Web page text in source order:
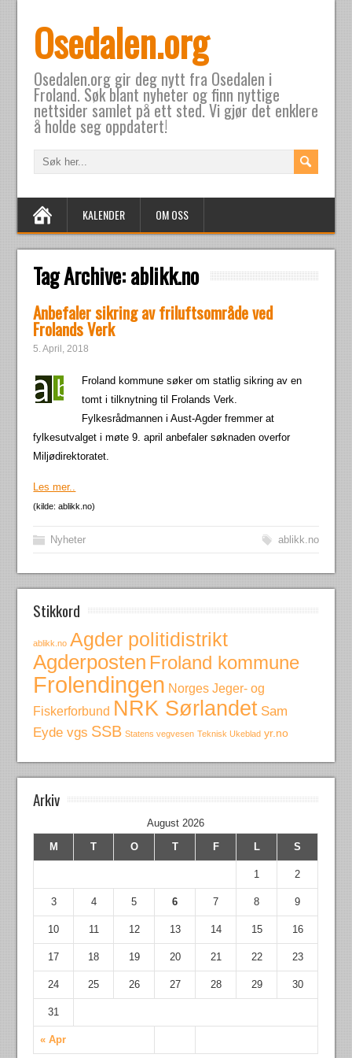
Osedalen.org
Osedalen.org gir deg nytt fra Osedalen i
Froland. Søk blant nyheter og finn nyttige
nettsider samlet på ett sted. Vi gjør det enklere
å holde seg oppdatert!
KALENDER OM OSS
Tag Archive:ablikk.no
Anbefaler sikring av friluftsområde ved
Frolands Verk
5. April, 2018
Froland kommune søker om statlig sikring av en
tomt i tilknytning til Frolands Verk.
Fylkesrådmannen i Aust-Agder fremmer at
fylkesutvalget i møte 9. april anbefaler søknaden overfor
Miljødirektoratet.
Les mer..
(kilde: ablikk.no)
Nyheter ablikk.no
Stikkord
ablikk.no Agder politidistrikt
Agderposten Froland kommune
Frolendingen Norges Jeger- og
Fiskerforbund NRK Sørlandet Sam
Eyde vgs SSB Statens vegvesen Teknisk Ukeblad yr.no
Arkiv
August 2026
M
T O T F L S
« Apr
1 2
3 4 5 6 7 8 9
10 11 12 13 14 15 16
17 18 19 20 21 22 23
24 25 26 27 28 29 30
31